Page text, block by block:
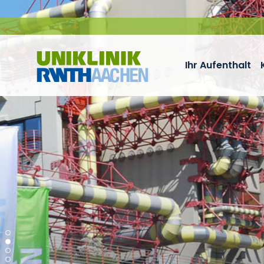
Zum Inhalt springen
Ihr Aufenthalt